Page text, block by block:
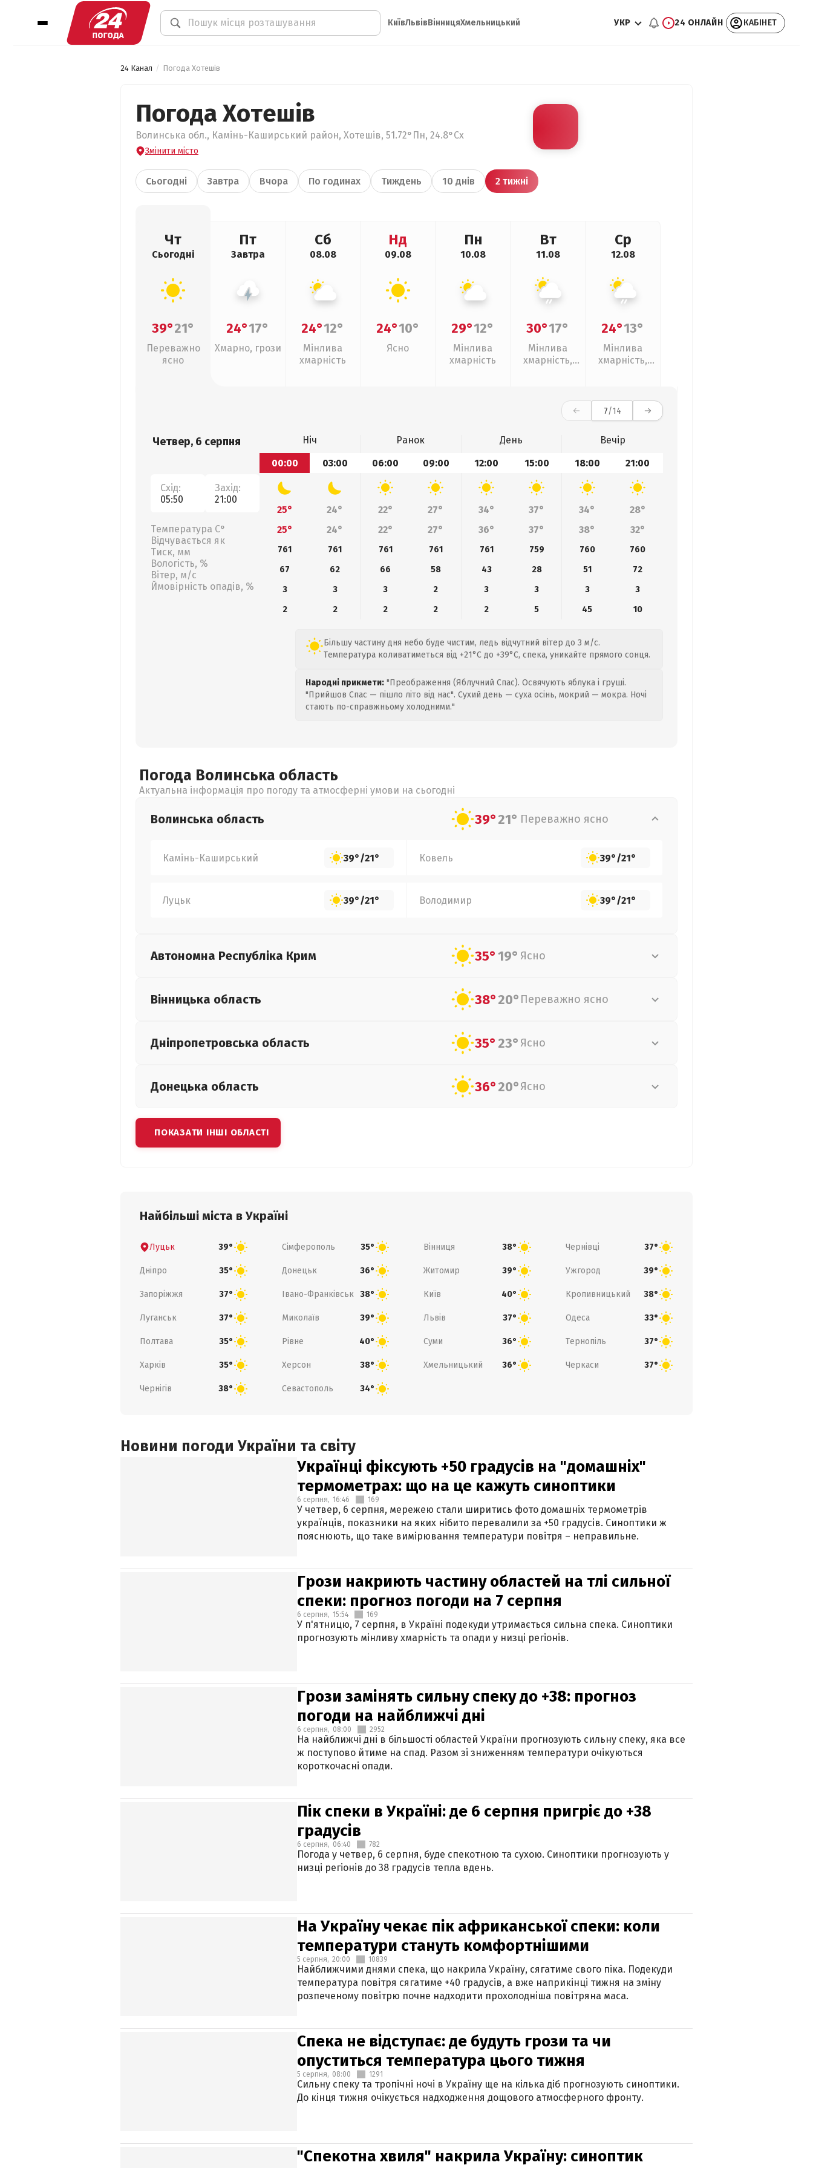
КиївЛьвівВінницяХмельницький УКР 24 ОНЛАЙН КАБІНЕТ
24 Канал Погода Хотешів
Погода Хотешів
Волинська обл., Камінь-Каширський район, Хотешів, 51.72°Пн, 24.8°Сх
Змінити місто
Сьогодні Завтра Вчора По годинах Тиждень 10 днів 2 тижні
Чт
Сьогодні
39°21°
Переважно
ясно
Пт
Завтра
24°17°
Хмарно, грози
Сб
08.08
24°12°
Мінлива
хмарність
Нд
09.08
24°10°
Ясно
Пн
10.08
29°12°
Мінлива
хмарність
Вт
11.08
30°17°
Мінлива
хмарність,
Ср
12.08
24°13°
Мінлива
хмарність,
7/14
Четвер, 6 серпня
Схід:
05:50
Захід:
21:00
Температура С°
Відчувається як
Тиск, мм
Вологість, %
Вітер, м/с
Ймовірність опадів, %
Ніч Ранок День
Вечір
00:00
03:00 06:00 09:00 12:00 15:00 18:00 21:00
25° 24° 22° 27° 34° 37° 34°
28°
25°
24° 22° 27° 36° 37° 38° 32°
761 761 761 761 761 759 760
760
67
62 66 58 43 28 51
72
3
3 3 2 3 3 3
3
2
2 2 2 2 5 45 10
Більшу частину дня небо буде чистим, ледь відчутний вітер до 3 м/с.
Температура коливатиметься від +21°C до +39°C, спека, уникайте прямого сонця.
Народні прикмети: "Преображення (Яблучний Спас). Освячують яблука і груші.
"Прийшов Спас — пішло літо від нас". Сухий день — суха осінь, мокрий — мокра. Ночі
стають по-справжньому холодними."
Погода Волинська область
Актуальна інформація про погоду та атмосферні умови на сьогодні
Волинська область 39°21° Переважно ясно
Камінь-Каширський 39°/21° Ковель 39°/21°
Луцьк 39°/21° Володимир 39°/21°
Автономна Республіка Крим 35°19° Ясно
Вінницька область 38°20° Переважно ясно
Дніпропетровська область 35°23° Ясно
Донецька область 36°20°Ясно
ПОКАЗАТИ ІНШІ ОБЛАСТІ
Найбільші міста в Україні
Луцьк 39° Сімферополь 35° Вінниця 38° Чернівці 37°
Дніпро 35° Донецьк 36° Житомир 39° Ужгород 39°
Запоріжжя 37° Івано-Франківськ 38° Київ 40° Кропивницький 38°
Луганськ 37° Миколаїв 39° Львів 37° Одеса 33°
Полтава 35° Рівне 40° Суми 36° Тернопіль 37°
Харків 35° Херсон 38° Хмельницький 36° Черкаси 37°
Чернігів 38° Севастополь 34°
Новини погоди України та світу
Українці фіксують +50 градусів на "домашніх"
термометрах: що на це кажуть синоптики
6 серпня, 16:46 169
У четвер, 6 серпня, мережею стали ширитись фото домашніх термометрів
українців, показники на яких нібито перевалили за +50 градусів. Синоптики ж
пояснюють, що таке вимірювання температури повітря – неправильне.
Грози накриють частину областей на тлі сильної
спеки: прогноз погоди на 7 серпня
6 серпня, 15:54 169
У п'ятницю, 7 серпня, в Україні подекуди утримається сильна спека. Синоптики
прогнозують мінливу хмарність та опади у низці регіонів.
Грози замінять сильну спеку до +38: прогноз
погоди на найближчі дні
6 серпня, 08:00 2952
На найближчі дні в більшості областей України прогнозують сильну спеку, яка все
ж поступово йтиме на спад. Разом зі зниженням температури очікуються
короткочасні опади.
Пік спеки в Україні: де 6 серпня пригріє до +38
градусів
6 серпня, 06:40 782
Погода у четвер, 6 серпня, буде спекотною та сухою. Синоптики прогнозують у
низці регіонів до 38 градусів тепла вдень.
На Україну чекає пік африканської спеки: коли
температури стануть комфортнішими
5 серпня, 20:00 10839
Найближчими днями спека, що накрила Україну, сягатиме свого піка. Подекуди
температура повітря сягатиме +40 градусів, а вже наприкінці тижня на зміну
розпеченому повітрю почне надходити прохолодніша повітряна маса.
Спека не відступає: де будуть грози та чи
опуститься температура цього тижня
5 серпня, 08:00 1291
Сильну спеку та тропічні ночі в Україну ще на кілька діб прогнозують синоптики.
До кінця тижня очікується надходження дощового атмосферного фронту.
"Спекотна хвиля" накрила Україну: синоптик